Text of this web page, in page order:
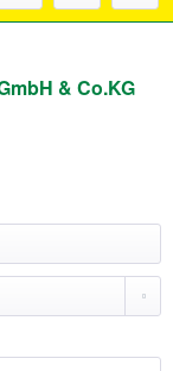
& Co.KG